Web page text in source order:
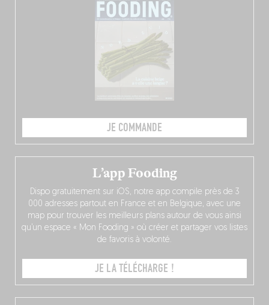
JE COMMANDE
L’app Fooding
Dispo gratuitement sur iOS, notre app compile près de 3
000 adresses partout en France et en Belgique, avec une
map pour trouver les meilleurs plans autour de vous ainsi
qu’un espace « Mon Fooding » où créer et partager vos listes
de favoris à volonté.
JE LA TÉLÉCHARGE !